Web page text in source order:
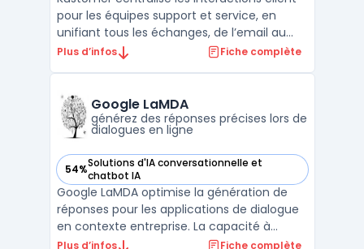
pour les équipes support et service, en
unifiant tous les échanges, de l’email au
chat en passant par la voix et les réseaux
de gestion multi-canal, avec un historique
complet p ...
Plus d’infos Fiche complète
Google LaMDA
générez des réponses précises lors de
dialogues en ligne
54%Solutions d'IA conversationnelle et
chatbot IA
— voir Google LaMDA dans cette catégorie
Google LaMDA optimise la génération de
réponses pour les applications de dialogue
en contexte entreprise. La capacité à
traiter des flux de discussions ouverts
Plus d’infos Fiche complète